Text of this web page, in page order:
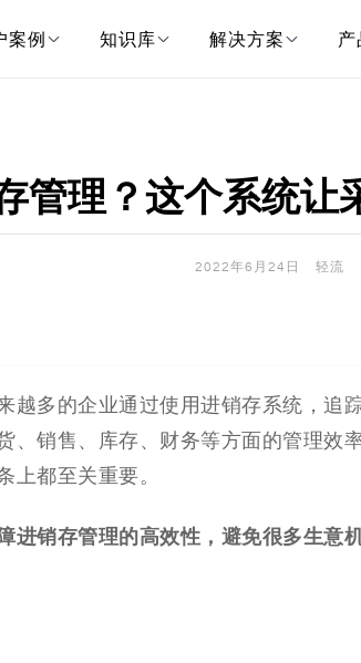
案例 知识库 解决方案 产
理？这个系统让
2022年6月24日 轻流
越多的企业通过使用进销存系统，追
、销售、库存、财务等方面的管理效
上都至关重要。
进销存管理的高效性，避免很多生意